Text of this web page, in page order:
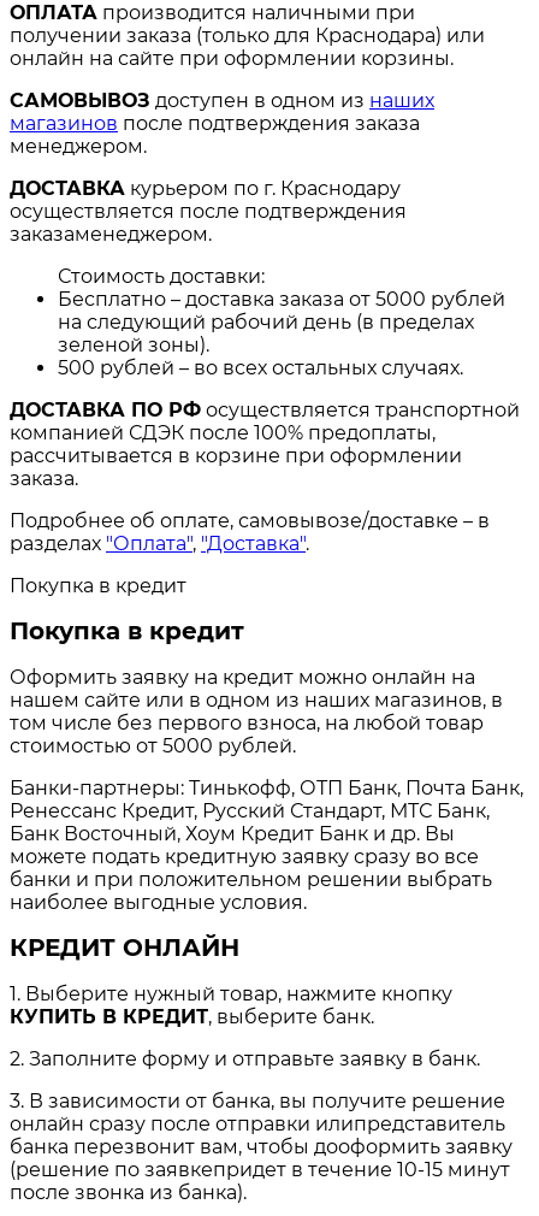
ОПЛАТА производится наличными при
получении заказа (только для Краснодара) или
онлайн на сайте при оформлении корзины.
САМОВЫВОЗ доступен в одном из наших
магазинов после подтверждения заказа
менеджером.
ДОСТАВКА курьером по г. Краснодару
осуществляется после подтверждения
заказаменеджером.
Стоимость доставки:
Бесплатно – доставка заказа от 5000 рублей
на следующий рабочий день (в пределах
зеленой зоны).
500 рублей – во всех остальных случаях.
ДОСТАВКА ПО РФ осуществляется транспортной
компанией СДЭК после 100% предоплаты,
рассчитывается в корзине при оформлении
заказа.
Подробнее об оплате, самовывозе/доставке – в
разделах "Оплата", "Доставка".
Покупка в кредит
Покупка в кредит
Оформить заявку на кредит можно онлайн на
нашем сайте или в одном из наших магазинов, в
том числе без первого взноса, на любой товар
стоимостью от 5000 рублей.
Банки-партнеры: Тинькофф, ОТП Банк, Почта Банк,
Ренессанс Кредит, Русский Стандарт, МТС Банк,
Банк Восточный, Хоум Кредит Банк и др. Вы
можете подать кредитную заявку сразу во все
банки и при положительном решении выбрать
наиболее выгодные условия.
КРЕДИТ ОНЛАЙН
1. Выберите нужный товар, нажмите кнопку
КУПИТЬ В КРЕДИТ, выберите банк.
2. Заполните форму и отправьте заявку в банк.
3. В зависимости от банка, вы получите решение
онлайн сразу после отправки илипредставитель
банка перезвонит вам, чтобы дооформить заявку
(решение по заявкепридет в течение 10-15 минут
после звонка из банка).